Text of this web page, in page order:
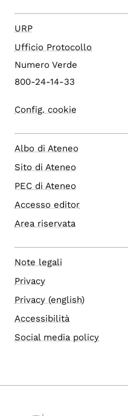
URP
Ufficio Protocollo
Numero Verde
800-24-14-33
Config. cookie
Albo di Ateneo
Sito di Ateneo
PEC di Ateneo
Accesso editor
Area riservata
Note legali
Privacy
Privacy (english)
Accessibilità
Social media policy